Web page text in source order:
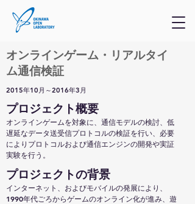
オンラインゲーム・リアルタイ
ム通信検証
2015年10月～2016年3月
​プロジェクト概要
オンラインゲームを対象に、通信モデルの検討、低
遅延なデータ送受信プロトコルの検証を行い、必要
によりプロトコルおよび通信エンジンの開発や実証
実験を行う。
​プロジェクトの背景
インターネット、およびモバイルの発展により、
1990年代ごろからゲームのオンライン化が進み、遊